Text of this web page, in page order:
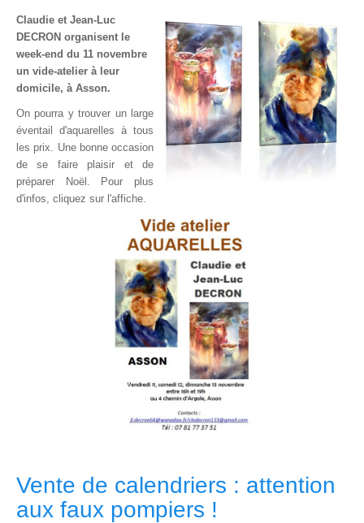
Claudie et Jean-Luc
DECRON organisent le
week-end du 11 novembre
un vide-atelier à leur
domicile, à Asson.
On pourra y trouver un large
éventail d'aquarelles à tous
les prix. Une bonne occasion
de se faire plaisir et de
préparer Noël. Pour plus
d'infos, cliquez sur l'affiche.
Vente de calendriers : attention
aux faux pompiers !